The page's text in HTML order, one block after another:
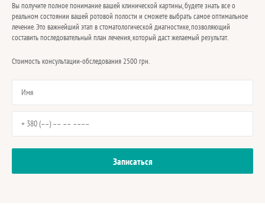
Вы получите полное понимание вашей клинической картины, будете знать все о
реальном состоянии вашей ротовой полости и сможете выбрать самое оптимальное
лечение. Это важнейший этап в стоматологической диагностике, позволяющий
составить последовательный план лечения, который даст желаемый результат.
Стоимость консультации-обследования 2500 грн.